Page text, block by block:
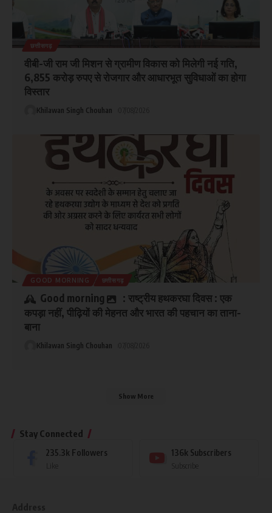
छत्तीसगढ़
वीबी-जी राम जी मिशन से ग्रामीण विकास को मिलेगी नई गति,
6,855 करोड़ रुपए से रोजगार और आधारभूत सुविधाओं का होगा
विस्तार
Khilawan Singh Chouhan
GOOD MORNING छत्तीसगढ़
Good morning
: राष्ट्रीय हथकरघा दिवस : एक
कपड़ा नहीं, पीढ़ियों की मेहनत और भारत की पहचान का ताना-
बाना
Khilawan Singh Chouhan
Show More
Stay Connected
235.3k Followers 136k Subscribers